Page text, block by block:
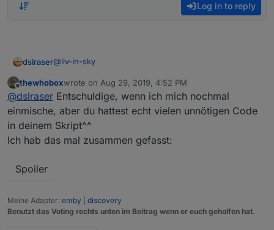
Log in to reply
dslraser@liv-in-sky
Ich habe im Büro eben auch mal ein wenig Zeit gehabt
und habe bei mir mal etwas "aufgeräumt" im Script.
Vielleicht magst Du mal testen ?
Ich habe jetzt 2 WLAN Netze in einem Script bei mir,
also Haupt WLAN und Gast WLAN. Um zu sehen ob
es funktioniert habe ich das Aktualisierungsintervall
Angelegt wird es jetzt unter javascript.0 (ohne die
bisherige Ordberstruktur.)
Script
Offline
thewhoboxwrote on Aug 29, 2019, 4:52 PM
last edited by
@dslraser Entschuldige, wenn ich mich nochmal
einmische, aber du hattest echt vielen unnötigen Code
in deinem Skript^^
Ich hab das mal zusammen gefasst:
Spoiler
Meine Adapter: emby
discovery
Benutzt das Voting rechts unten im Beitrag wenn er euch geholfen hat.